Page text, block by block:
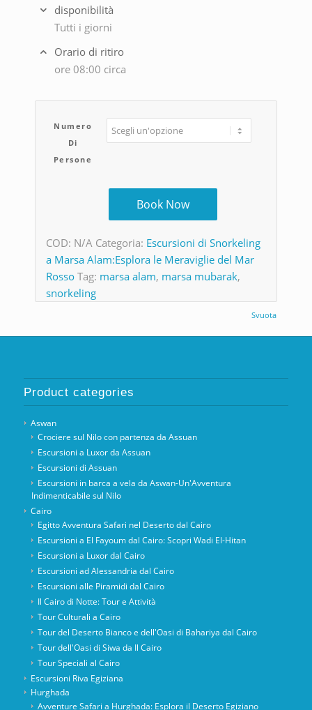
disponibilità
Tutti i giorni
Orario di ritiro
ore 08:00 circa
Numero
Di
Persone
Svuota
Book Now
COD: N/A Categoria: Escursioni di Snorkeling
a Marsa Alam:Esplora le Meraviglie del Mar
Rosso Tag: marsa alam, marsa mubarak,
snorkeling
Product categories
Aswan
Crociere sul Nilo con partenza da Assuan
Escursioni a Luxor da Assuan
Escursioni di Assuan
Escursioni in barca a vela da Aswan-Un'Avventura
Indimenticabile sul Nilo
Cairo
Egitto Avventura Safari nel Deserto dal Cairo
Escursioni a El Fayoum dal Cairo: Scopri Wadi El-Hitan
Escursioni a Luxor dal Cairo
Escursioni ad Alessandria dal Cairo
Escursioni alle Piramidi dal Cairo
Il Cairo di Notte: Tour e Attività
Tour Culturali a Cairo
Tour del Deserto Bianco e dell'Oasi di Bahariya dal Cairo
Tour dell'Oasi di Siwa da Il Cairo
Tour Speciali al Cairo
Escursioni Riva Egiziana
Hurghada
Avventure Safari a Hurghada: Esplora il Deserto Egiziano